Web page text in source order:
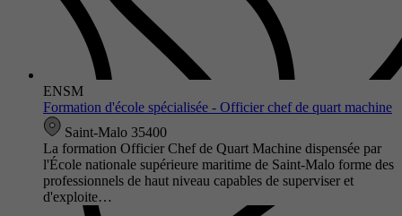
ENSM
Formation d'école spécialisée - Officier chef de quart machine
Saint-Malo 35400
La formation Officier Chef de Quart Machine dispensée par
l'École nationale supérieure maritime de Saint-Malo forme des
professionnels de haut niveau capables de superviser et
d'exploite…